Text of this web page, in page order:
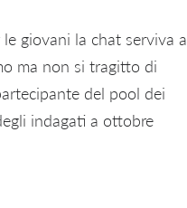
giovani la chat serviva a
ma non si tragitto di
del pool dei
indagati a ottobre